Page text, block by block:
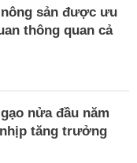
sản được ưu
thông quan cả
nửa đầu năm
tăng trưởng